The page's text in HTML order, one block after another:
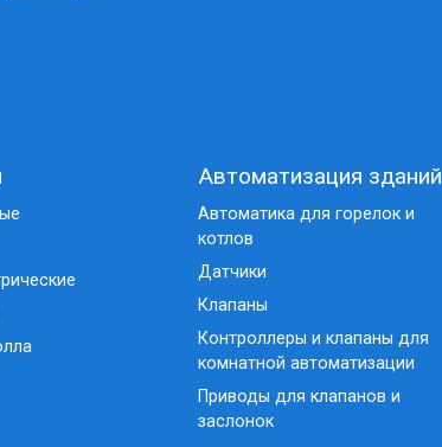
Автоматизация зданий
Автоматика для горелок и
котлов
Датчики
Клапаны
Контроллеры и клапаны для
комнатной автоматизации
Приводы для клапанов и
заслонок